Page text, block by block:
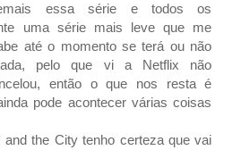
essa série e todos os
uma série mais leve que me
até o momento se terá ou não
pelo que vi a Netflix não
então o que nos resta é
pode acontecer várias coisas
the City tenho certeza que vai